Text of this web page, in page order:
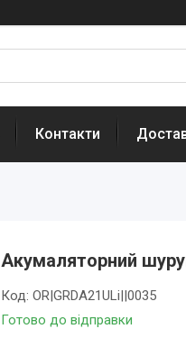
Контакти
Акумаляторний
Готово до відправки
Код: OR|GRDA21ULi||0035